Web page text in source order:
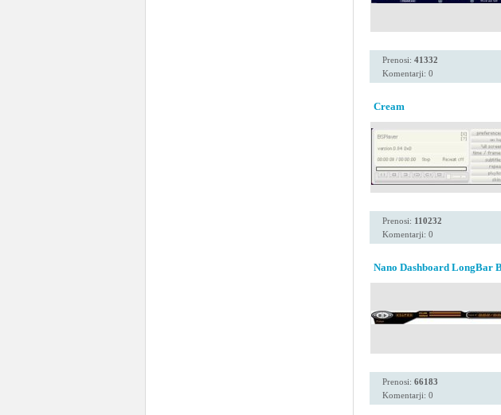
Prenosi: 41332
Komentarji: 0
Cream
Prenosi: 110232
Komentarji: 0
Nano Dashboard LongBar
Prenosi: 66183
Komentarji: 0